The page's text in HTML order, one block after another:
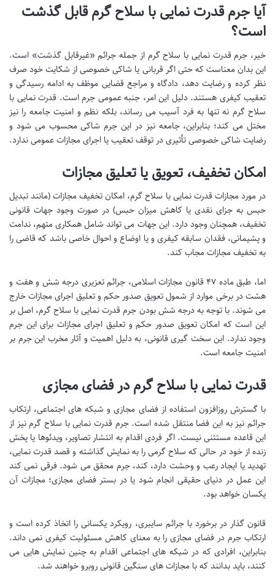
آیا جرم قدرت نمایی با سلاح گرم قابل گذشت
است؟
خیر، جرم قدرت نمایی با سلاح گرم از جمله جرائم «غیرقابل گذشت» است.
این بدان معناست که حتی اگر قربانی یا شاکی خصوصی از شکایت خود صرف
نظر کرده و رضایت دهد، دادگاه و مراجع قضایی موظف به ادامه رسیدگی و
تعقیب کیفری هستند. دلیل این امر، جنبه عمومی جرم است. قدرت نمایی با
سلاح گرم نه تنها به فرد آسیب می رساند، بلکه نظم و امنیت جامعه را نیز
مختل می کند؛ بنابراین، جامعه نیز در این جرم شاکی محسوب می شود و
رضایت شاکی خصوصی تأثیری در توقف تعقیب یا اجرای مجازات عمومی ندارد.
امکان تخفیف، تعویق یا تعلیق مجازات
در مورد مجازات قدرت نمایی با سلاح گرم، امکان تخفیف مجازات (مانند تبدیل
حبس به جزای نقدی یا کاهش میزان حبس) در صورت وجود جهات قانونی
تخفیف، همچنان وجود دارد. این جهات می تواند شامل همکاری متهم، ندامت
و پشیمانی، فقدان سابقه کیفری و یا اوضاع و احوال خاصی باشد که قاضی را
به تخفیف مجازات مجاب کند.
اما، طبق ماده ۴۷ قانون مجازات اسلامی، جرائم تعزیری درجه شش و هفت و
هشت در برخی موارد از شمول تعویق صدور حکم و تعلیق اجرای مجازات خارج
می شوند. با توجه به درجه شش بودن جرم قدرت نمایی با سلاح گرم، اصل بر
این است که امکان تعویق صدور حکم و تعلیق اجرای مجازات برای این جرم
وجود ندارد. این سخت گیری قانونی، به دلیل اهمیت و آثار مخرب این جرم بر
امنیت جامعه است.
قدرت نمایی با سلاح گرم در فضای مجازی
با گسترش روزافزون استفاده از فضای مجازی و شبکه های اجتماعی، ارتکاب
جرائم نیز به این فضا منتقل شده است. جرم قدرت نمایی با سلاح گرم نیز از
این قاعده مستثنی نیست. اگر فردی اقدام به انتشار تصاویر، ویدئوها یا پخش
زنده از خود در حالی که سلاح گرمی را به نمایش گذاشته و قصد قدرت نمایی،
تهدید یا ایجاد رعب و وحشت دارد، کند، جرم محقق می شود. فرقی نمی کند
این عمل در دنیای حقیقی انجام شود یا در بستر فضای مجازی؛ مجازات آن
یکسان خواهد بود.
قانون گذار در برخورد با جرائم سایبری، رویکرد یکسانی را اتخاذ کرده است و
ارتکاب جرم در فضای مجازی را به معنای کاهش مسئولیت کیفری نمی داند.
بنابراین، افرادی که در شبکه های اجتماعی اقدام به چنین نمایش هایی می
کنند، باید بدانند که با مجازات های سنگین قانونی روبرو خواهند شد.